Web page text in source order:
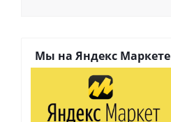
Мы на Яндекс Маркете